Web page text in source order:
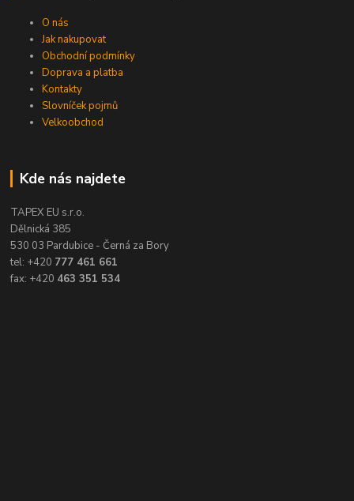
O nás
Jak nakupovat
Obchodní podmínky
Doprava a platba
Kontakty
Slovníček pojmů
Velkoobchod
Kde nás najdete
TAPEX EU s.r.o.
Dělnická 385
530 03 Pardubice - Černá za Bory
tel: +420 777 461 661
fax: +420 463 351 534